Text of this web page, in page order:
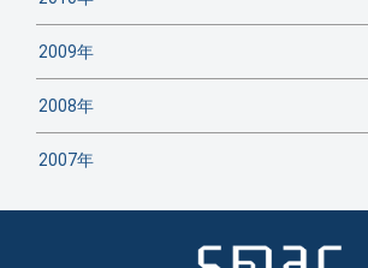
2009年
2008年
2007年